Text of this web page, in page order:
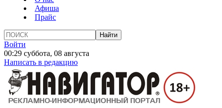
Афиша
Прайс
Войти
00:29 суббота, 08 августа
Написать в редакцию